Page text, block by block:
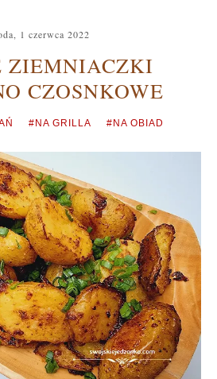
1 czerwca 2022
ZIEMNIACZKI
CZOSNKOWE
#NA GRILLA #NA OBIAD